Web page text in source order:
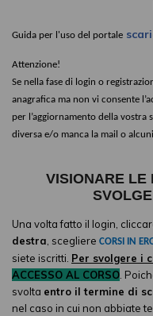
Guida per l'uso del portale
Attenzione!
Se nella fase di login o
anagrafica ma non vi consente
per l’aggiornamento della vostra
diversa e/o manca la mail o
VISIONARE LE
Una volta fatto il login,
destra, scegliere CORSI IN
siete iscritti. Per svolgere i
ACCESSO AL CORSO.
svolta entro il termine di
nel caso in cui non abbiate